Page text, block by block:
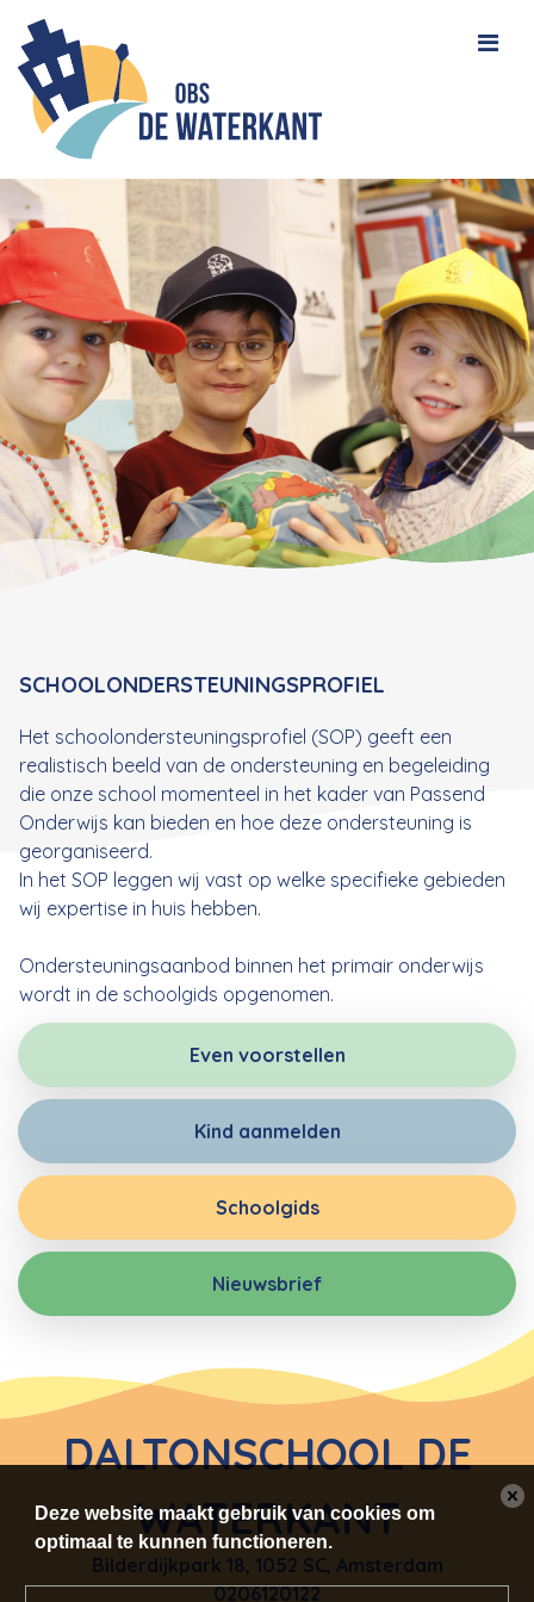
SCHOOLONDERSTEUNINGSPROFIEL
Het schoolondersteuningsprofiel (SOP) geeft een
realistisch beeld van de ondersteuning en begeleiding
die onze school momenteel in het kader van Passend
Onderwijs kan bieden en hoe deze ondersteuning is
georganiseerd.
In het SOP leggen wij vast op welke specifieke gebieden
wij expertise in huis hebben.
Ondersteuningsaanbod binnen het primair onderwijs
wordt in de schoolgids opgenomen.
Even voorstellen
Kind aanmelden
Schoolgids
Nieuwsbrief
DALTONSCHOOL DE
WATERKANT
Bilderdijkpark 18, 1052 SC, Amsterdam
0206120122
Deze website maakt gebruik van cookies om
optimaal te kunnen functioneren.